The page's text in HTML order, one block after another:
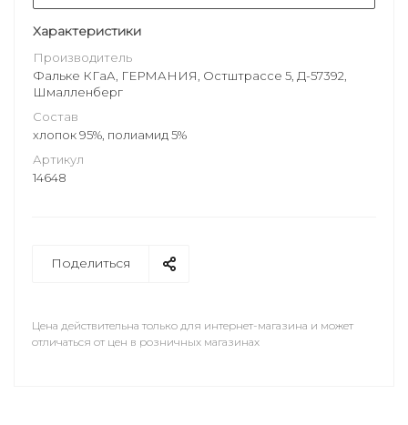
Характеристики
Производитель
Фальке КГаА, ГЕРМАНИЯ, Остштрассе 5, Д-57392,
Шмалленберг
Состав
хлопок 95%, полиамид 5%
Артикул
14648
Поделиться
Цена действительна только для интернет-магазина и может
отличаться от цен в розничных магазинах